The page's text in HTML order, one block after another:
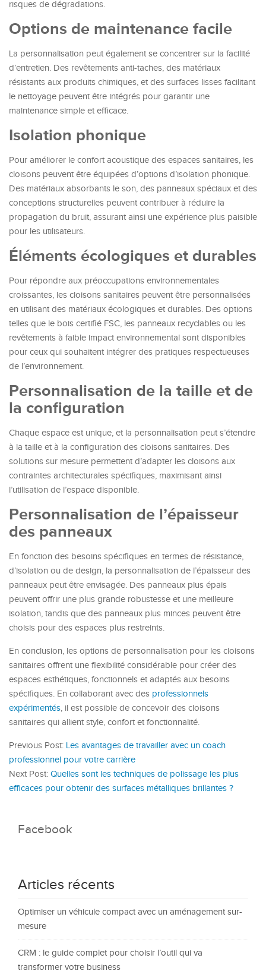
risques de dégradations.
Options de maintenance facile
La personnalisation peut également se concentrer sur la facilité
d’entretien. Des revêtements anti-taches, des matériaux
résistants aux produits chimiques, et des surfaces lisses facilitant
le nettoyage peuvent être intégrés pour garantir une
maintenance simple et efficace.
Isolation phonique
Pour améliorer le confort acoustique des espaces sanitaires, les
cloisons peuvent être équipées d’options d’isolation phonique.
Des matériaux absorbants le son, des panneaux spéciaux et des
conceptions structurelles peuvent contribuer à réduire la
propagation du bruit, assurant ainsi une expérience plus paisible
pour les utilisateurs.
Éléments écologiques et durables
Pour répondre aux préoccupations environnementales
croissantes, les cloisons sanitaires peuvent être personnalisées
en utilisant des matériaux écologiques et durables. Des options
telles que le bois certifié FSC, les panneaux recyclables ou les
revêtements à faible impact environnemental sont disponibles
pour ceux qui souhaitent intégrer des pratiques respectueuses
de l’environnement.
Personnalisation de la taille et de
la configuration
Chaque espace est unique, et la personnalisation peut s’étendre
à la taille et à la configuration des cloisons sanitaires. Des
solutions sur mesure permettent d’adapter les cloisons aux
contraintes architecturales spécifiques, maximisant ainsi
l’utilisation de l’espace disponible.
Personnalisation de l’épaisseur
des panneaux
En fonction des besoins spécifiques en termes de résistance,
d’isolation ou de design, la personnalisation de l’épaisseur des
panneaux peut être envisagée. Des panneaux plus épais
peuvent offrir une plus grande robustesse et une meilleure
isolation, tandis que des panneaux plus minces peuvent être
choisis pour des espaces plus restreints.
En conclusion, les options de personnalisation pour les cloisons
sanitaires offrent une flexibilité considérable pour créer des
espaces esthétiques, fonctionnels et adaptés aux besoins
spécifiques. En collaborant avec des professionnels
expérimentés, il est possible de concevoir des cloisons
sanitaires qui allient style, confort et fonctionnalité.
Previous Post: Les avantages de travailler avec un coach
professionnel pour votre carrière
Next Post: Quelles sont les techniques de polissage les plus
efficaces pour obtenir des surfaces métalliques brillantes ?
Facebook
Articles récents
Optimiser un véhicule compact avec un aménagement sur-
mesure
CRM : le guide complet pour choisir l’outil qui va
transformer votre business